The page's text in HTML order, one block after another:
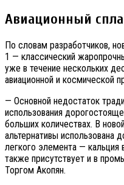
Авиационный
По словам разработчиков,
1 — классический
уже в течение нескольких
авиационной и космической
— Основной недостаток
использования
больших количествах. В
альтернативы использована
легкого элемента —
также присутствует и в
Торгом Акопян.